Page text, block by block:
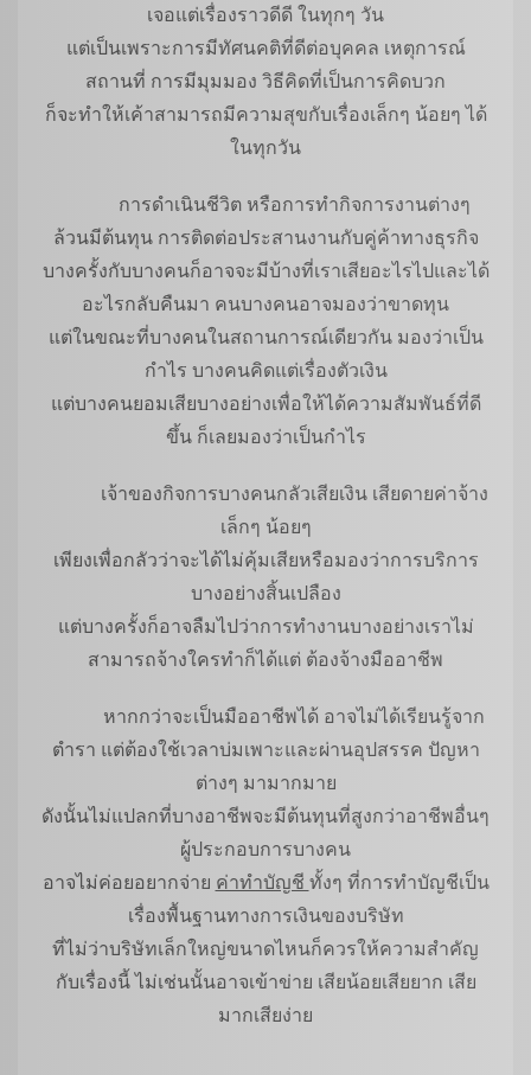
เจอแต่เรื่องราวดีดี ในทุกๆ วัน
แต่เป็นเพราะการมีทัศนคติที่ดีต่อบุคคล เหตุการณ์
สถานที่ การมีมุมมอง วิธีคิดที่เป็นการคิดบวก
ก็จะทำให้เค้าสามารถมีความสุขกับเรื่องเล็กๆ น้อยๆ ได้
ในทุกวัน
การดำเนินชีวิต หรือการทำกิจการงานต่างๆ
ล้วนมีต้นทุน การติดต่อประสานงานกับคู่ค้าทางธุรกิจ
บางครั้งกับบางคนก็อาจจะมีบ้างที่เราเสียอะไรไปและได้
อะไรกลับคืนมา คนบางคนอาจมองว่าขาดทุน
แต่ในขณะที่บางคนในสถานการณ์เดียวกัน มองว่าเป็น
กำไร บางคนคิดแต่เรื่องตัวเงิน
แต่บางคนยอมเสียบางอย่างเพื่อให้ได้ความสัมพันธ์ที่ดี
ขึ้น ก็เลยมองว่าเป็นกำไร
เจ้าของกิจการบางคนกลัวเสียเงิน เสียดายค่าจ้าง
เล็กๆ น้อยๆ
เพียงเพื่อกลัวว่าจะได้ไม่คุ้มเสียหรือมองว่าการบริการ
บางอย่างสิ้นเปลือง
แต่บางครั้งก็อาจลืมไปว่าการทำงานบางอย่างเราไม่
สามารถจ้างใครทำก็ได้แต่ ต้องจ้างมืออาชีพ
หากกว่าจะเป็นมืออาชีพได้ อาจไม่ได้เรียนรู้จาก
ตำรา แต่ต้องใช้เวลาบ่มเพาะและผ่านอุปสรรค ปัญหา
ต่างๆ มามากมาย
ดังนั้นไม่แปลกที่บางอาชีพจะมีต้นทุนที่สูงกว่าอาชีพอื่นๆ
ผู้ประกอบการบางคน
อาจไม่ค่อยอยากจ่าย ค่าทำบัญชี ทั้งๆ ที่การทำบัญชีเป็น
เรื่องพื้นฐานทางการเงินของบริษัท
ที่ไม่ว่าบริษัทเล็กใหญ่ขนาดไหนก็ควรให้ความสำคัญ
กับเรื่องนี้ ไม่เช่นนั้นอาจเข้าข่าย เสียน้อยเสียยาก เสีย
มากเสียง่าย